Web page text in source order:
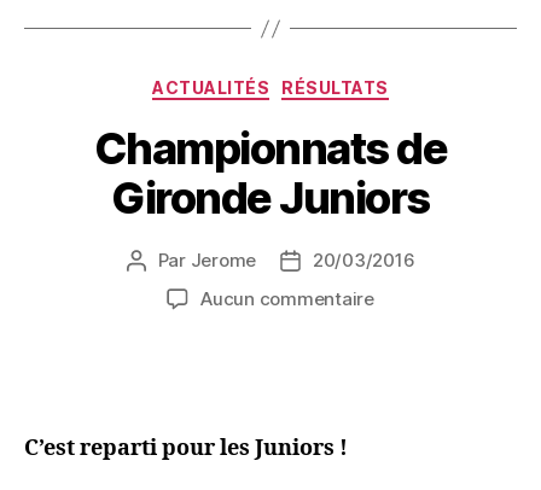
ACTUALITÉS RÉSULTATS
Championnats de
Gironde Juniors
Par Jerome
20/03/2016
Aucun commentaire
C’est reparti pour les Juniors !